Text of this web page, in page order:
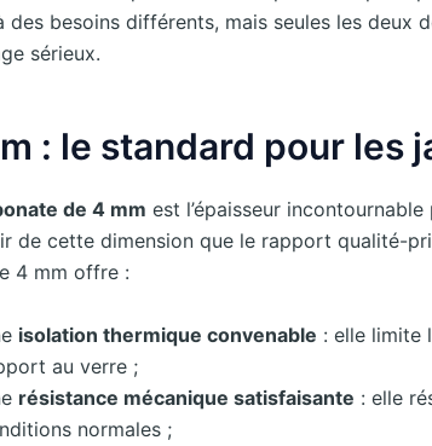
des besoins différents, mais seules les deux
sérieux.
: le standard pour les
de 4 mm est l’épaisseur
de cette dimension que le rapport qualité-
4 mm offre :
isolation thermique convenable : elle limite
au verre ;
résistance mécanique satisfaisante : elle
normales ;